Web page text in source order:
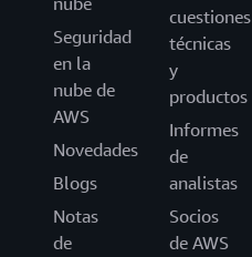
Seguridad
en la
nube de
AWS
Novedades
Blogs
Notas
de
cuestiones
técnicas
y
productos
Informes
de
analistas
Socios
de AWS